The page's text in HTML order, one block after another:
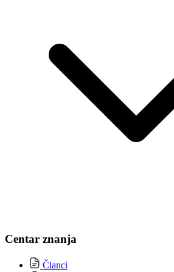
Centar znanja
Članci